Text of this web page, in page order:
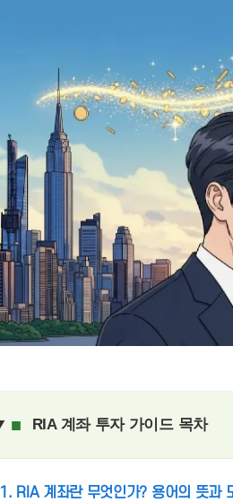
■ RIA 계좌 투자 가이드 목차
1. RIA 계좌란 무엇인가? 용어의 뜻과